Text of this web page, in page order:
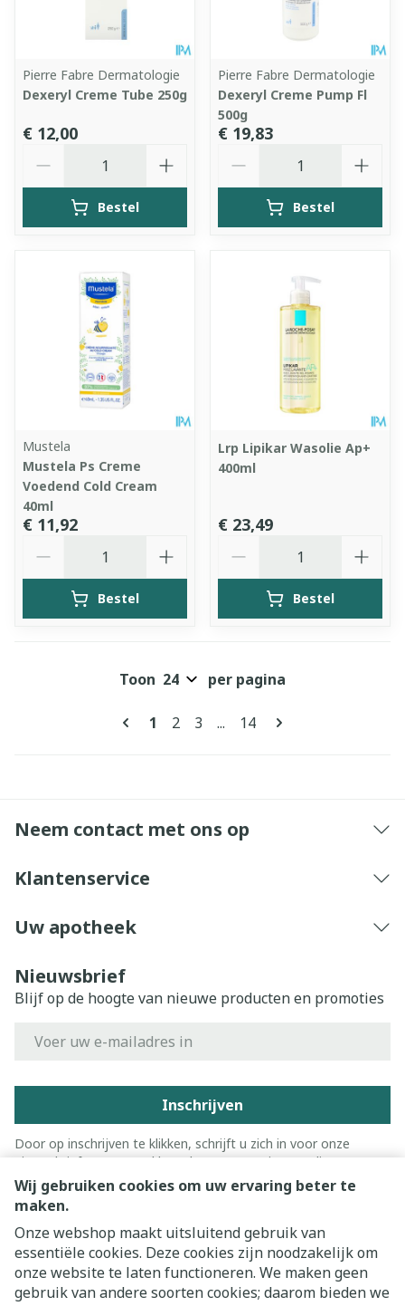
Wij gebruiken cookies om uw ervaring beter te
maken.
Onze webshop maakt uitsluitend gebruik van
essentiële cookies. Deze cookies zijn noodzakelijk om
onze website te laten functioneren. We maken geen
gebruik van andere soorten cookies; daarom bieden we
Pierre Fabre Dermatologie
Dexeryl Creme Tube 250g
€ 12,00
Bestel
Pierre Fabre Dermatologie
Dexeryl Creme Pump Fl
500g
€ 19,83
Bestel
Mustela
Mustela Ps Creme
Voedend Cold Cream
40ml
€ 11,92
Bestel
Lrp Lipikar Wasolie Ap+
400ml
€ 23,49
Bestel
Pagina's
U lees momenteel pagina
1 Pagina
2 Pagina
3 ... Pagina
14
Toon per pagina
Neem contact met ons op
Klantenservice
Uw apotheek
Nieuwsbrief
Blijf op de hoogte van nieuwe producten en promoties
Inschrijven
Door op inschrijven te klikken, schrijft u zich in voor onze
nieuwsbrief en gaat u akkoord met onzeprivacy policy.